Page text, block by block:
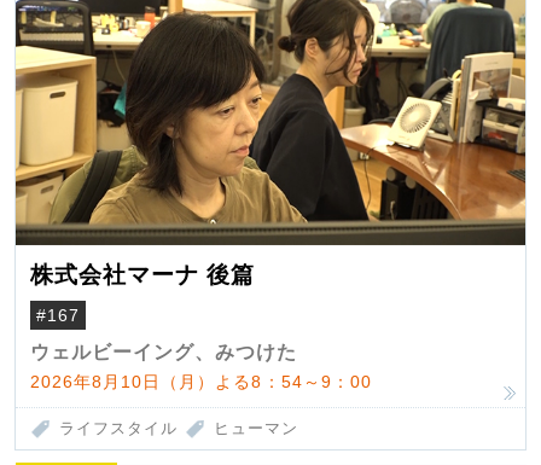
株式会社マーナ 後篇
#167
ウェルビーイング、みつけた
2026年8月10日（月）よる8：54～9：00
ライフスタイル ヒューマン